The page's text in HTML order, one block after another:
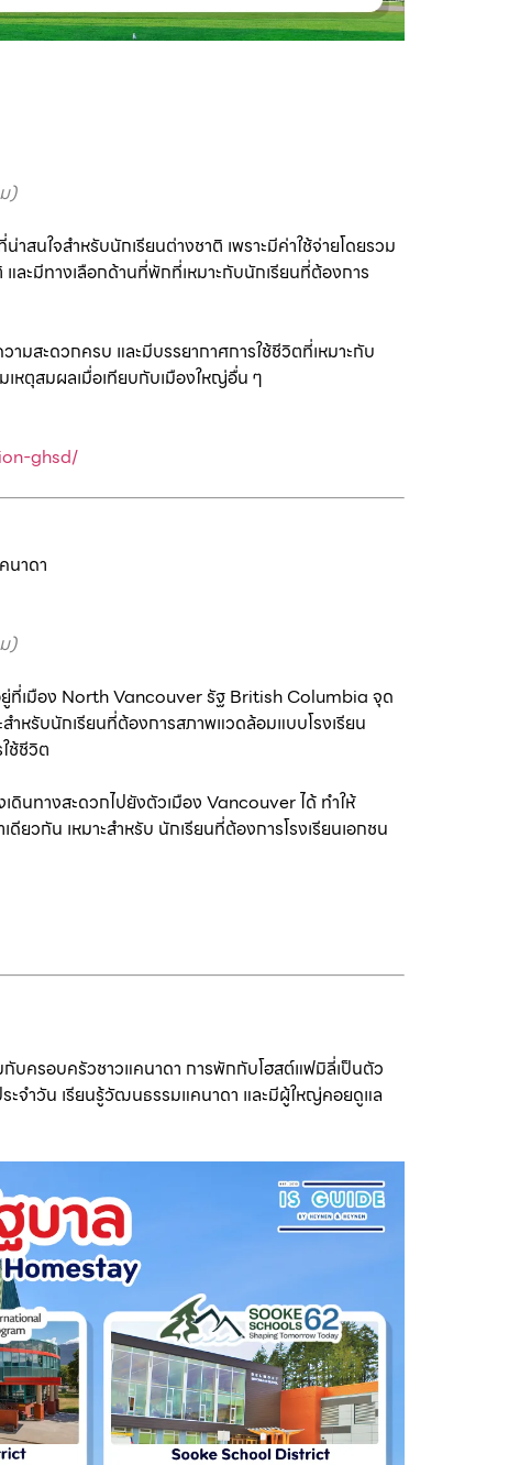
)
นใจสำหรับนักเรียนต่างชาติ เพราะมีค่าใช้จ่ายโดยรวม
ละมีทางเลือกด้านที่พักที่เหมาะกับนักเรียนที่ต้องการ
มสะดวกครบ และมีบรรยากาศการใช้ชีวิตที่เหมาะกับ
เหตุสมผลเมื่อเทียบกับเมืองใหญ่อื่น ๆ
ghsd/
นาดา
)
ที่เมือง North Vancouver รัฐ British Columbia จุด
หรับนักเรียนที่ต้องการสภาพแวดล้อมแบบโรงเรียน
ช้ชีวิต
นทางสะดวกไปยังตัวเมือง Vancouver ได้ ทำให้
วกัน เหมาะสำหรับ นักเรียนที่ต้องการโรงเรียนเอกชน
กับครอบครัวชาวแคนาดา การพักกับโฮสต์แฟมิลี่เป็นตัว
ะจำวัน เรียนรู้วัฒนธรรมแคนาดา และมีผู้ใหญ่คอยดูแล